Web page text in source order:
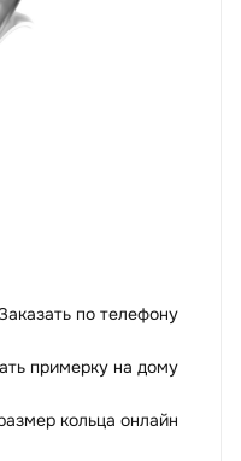
по телефону
примерку на дому
кольца онлайн